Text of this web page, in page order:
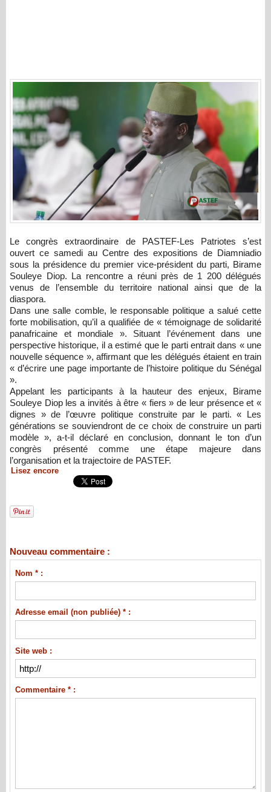
Le congrès extraordinaire de PASTEF-Les Patriotes s’est
ouvert ce samedi au Centre des expositions de Diamniadio
sous la présidence du premier vice-président du parti, Birame
Souleye Diop. La rencontre a réuni près de 1 200 délégués
venus de l’ensemble du territoire national ainsi que de la
diaspora.
Dans une salle comble, le responsable politique a salué cette
forte mobilisation, qu’il a qualifiée de « témoignage de solidarité
panafricaine et mondiale ». Situant l’événement dans une
perspective historique, il a estimé que le parti entrait dans « une
nouvelle séquence », affirmant que les délégués étaient en train
« d’écrire une page importante de l’histoire politique du Sénégal
».
Appelant les participants à la hauteur des enjeux, Birame
Souleye Diop les a invités à être « fiers » de leur présence et «
dignes » de l’œuvre politique construite par le parti. « Les
générations se souviendront de ce choix de construire un parti
modèle », a-t-il déclaré en conclusion, donnant le ton d’un
congrès présenté comme une étape majeure dans
l’organisation et la trajectoire de PASTEF.
Lisez encore
Nouveau commentaire :
Nom * :
Adresse email (non publiée) * :
Site web :
Commentaire * :